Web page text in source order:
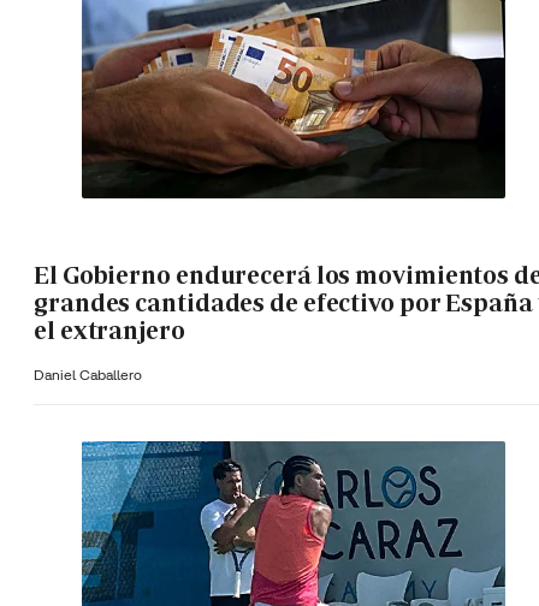
El Gobierno endurecerá los movimientos
grandes cantidades de efectivo por España
el extranjero
Daniel Caballero